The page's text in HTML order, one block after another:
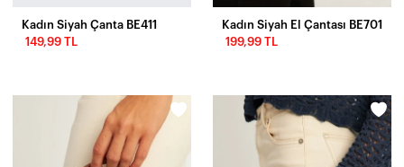
Kadın Siyah Çanta BE411
149,99 TL
Kadın Siyah El Çantası BE701
199,99 TL